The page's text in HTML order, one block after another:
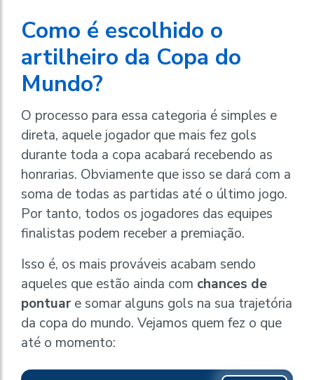
Como é escolhido o
artilheiro da Copa do
Mundo?
O processo para essa categoria é simples e
direta, aquele jogador que mais fez gols
durante toda a copa acabará recebendo as
honrarias. Obviamente que isso se dará com a
soma de todas as partidas até o último jogo.
Por tanto, todos os jogadores das equipes
finalistas podem receber a premiação.
Isso é, os mais prováveis acabam sendo
aqueles que estão ainda com chances de
pontuare somar alguns gols na sua trajetória
da copa do mundo. Vejamos quem fez o que
até o momento: